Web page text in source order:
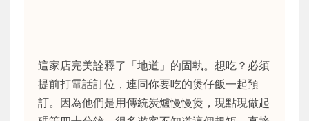
這家店完美詮釋了「地道」的固執。想吃？必須
提前打電話訂位，連同你要吃的煲仔飯一起預
訂。因為他們是用傳統炭爐慢慢煲，現點現做起